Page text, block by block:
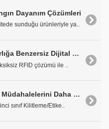
Dayanım Çözümleri
sunduğu ürünleriyle ya..
Brady'den: Her Varlığa Benzersiz Dijital Bir Kimlik Kerin. Nasıl Olduğunu Keşfedin!
RFID çözümü ile ..
Brady'den Makine Müdahalelerini Daha Güvenli Yapmak İçin Akıllı Yol
sınıf Kilitleme/Etike..